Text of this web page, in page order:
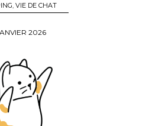
VIE DE CHAT
2026